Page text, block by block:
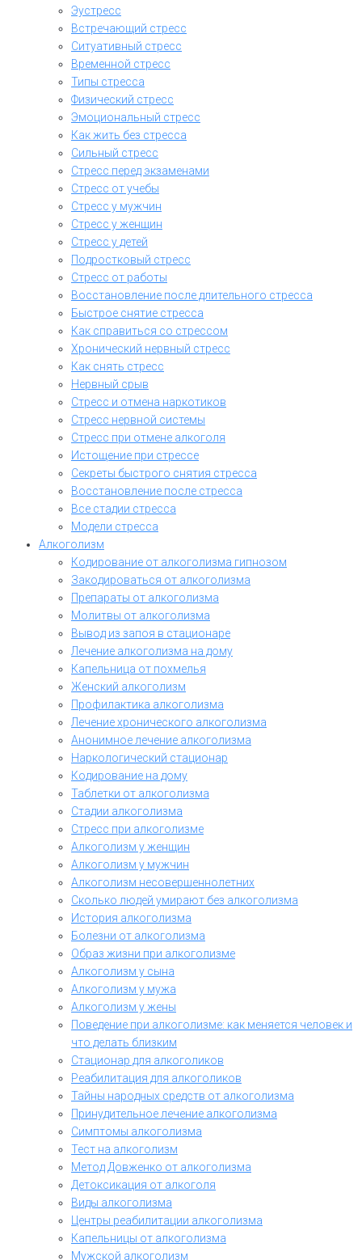
Эустресс
Встречающий стресс
Ситуативный стресс
Временной стресс
Типы стресса
Физический стресс
Эмоциональный стресс
Как жить без стресса
Сильный стресс
Стресс перед экзаменами
Стресс от учебы
Стресс у мужчин
Стресс у женщин
Стресс у детей
Подростковый стресс
Стресс от работы
Восстановление после длительного стресса
Быстрое снятие стресса
Как справиться со стрессом
Хронический нервный стресс
Как снять стресс
Нервный срыв
Стресс и отмена наркотиков
Стресс нервной системы
Стресс при отмене алкоголя
Истощение при стрессе
Секреты быстрого снятия стресса
Восстановление после стресса
Все стадии стресса
Модели стресса
Алкоголизм
Кодирование от алкоголизма гипнозом
Закодироваться от алкоголизма
Препараты от алкоголизма
Молитвы от алкоголизма
Вывод из запоя в стационаре
Лечение алкоголизма на дому
Капельница от похмелья
Женский алкоголизм
Профилактика алкоголизма
Лечение хронического алкоголизма
Анонимное лечение алкоголизма
Наркологический стационар
Кодирование на дому
Таблетки от алкоголизма
Стадии алкоголизма
Стресс при алкоголизме
Алкоголизм у женщин
Алкоголизм у мужчин
Алкоголизм несовершеннолетних
Сколько людей умирают без алкоголизма
История алкоголизма
Болезни от алкоголизма
Образ жизни при алкоголизме
Алкоголизм у сына
Алкоголизм у мужа
Алкоголизм у жены
Поведение при алкоголизме: как меняется человек и
что делать близким
Стационар для алкоголиков
Реабилитация для алкоголиков
Тайны народных средств от алкоголизма
Принудительное лечение алкоголизма
Симптомы алкоголизма
Тест на алкоголизм
Метод Довженко от алкоголизма
Детоксикация от алкоголя
Виды алкоголизма
Центры реабилитации алкоголизма
Капельницы от алкоголизма
Мужской алкоголизм